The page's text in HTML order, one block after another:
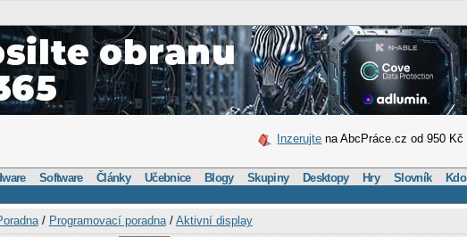
Inzerujte na AbcPráce.cz od 950 Kč
Software Články Učebnice Blogy Skupiny Desktopy Hry Slovník
/ Programovací poradna/ Aktivní display